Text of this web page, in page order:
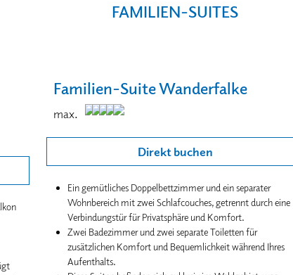
FAMILIEN-SUITES
Familien-Suite Wanderfalke
max.
Direkt buchen
Ein gemütliches Doppelbettzimmer und ein separater
Wohnbereich mit zwei Schlafcouches, getrennt durch eine
Verbindungstür für Privatsphäre und Komfort.
Zwei Badezimmer und zwei separate Toiletten für
zusätzlichen Komfort und Bequemlichkeit während Ihres
Aufenthalts.